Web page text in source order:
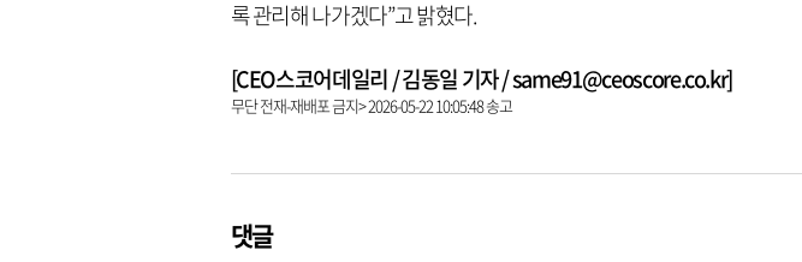
록 관리해 나가겠다”고 밝혔다.
[CEO스코어데일리 / 김동일 기자 / same91@ceoscore.co.kr]
무단 전재-재배포 금지> 2026-05-22 10:05:48 송고
댓글